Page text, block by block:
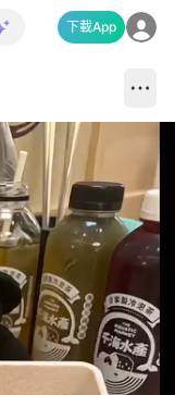
下載App